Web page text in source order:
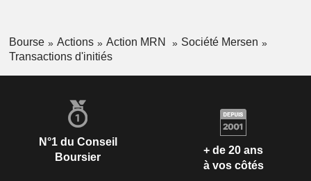
Bourse Actions Action MRN
Société Mersen
Transactions d'initiés
N°1 du Conseil
Boursier
+ de 20 ans
à vos côtés